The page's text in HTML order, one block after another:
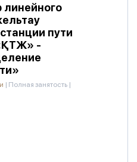
пути
-
| Полная занятость |